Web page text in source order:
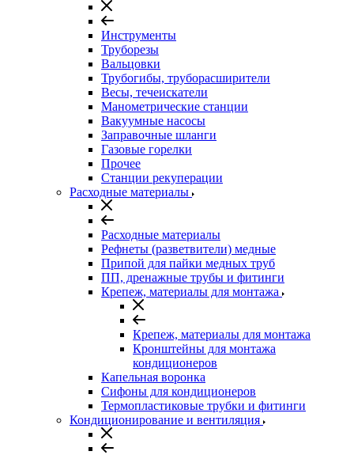
Инструменты
Труборезы
Вальцовки
Трубогибы, труборасширители
Весы, течеискатели
Манометрические станции
Вакуумные насосы
Заправочные шланги
Газовые горелки
Прочее
Станции рекуперации
Расходные материалы
Расходные материалы
Рефнеты (разветвители) медные
Припой для пайки медных труб
ПП, дренажные трубы и фитинги
Крепеж, материалы для монтажа
Крепеж, материалы для монтажа
Кронштейны для монтажа
кондиционеров
Капельная воронка
Сифоны для кондиционеров
Термопластиковые трубки и фитинги
Кондиционирование и вентиляция